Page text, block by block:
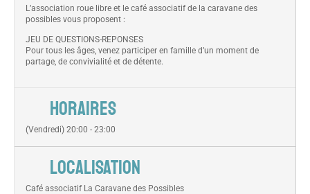
L’association roue libre et le café associatif de la caravane des
possibles vous proposent :
JEU DE QUESTIONS-REPONSES
Pour tous les âges, venez participer en famille d’un moment de
partage, de convivialité et de détente.
HORAIRES
(Vendredi) 20:00 - 23:00
LOCALISATION
Café associatif La Caravane des Possibles